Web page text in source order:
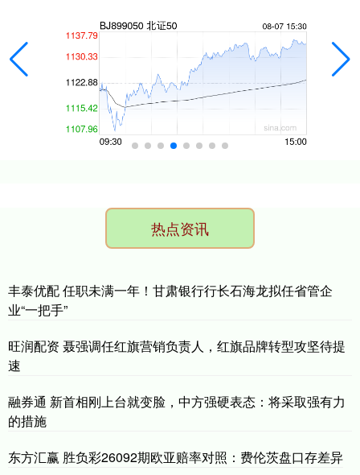
热点资讯
丰泰优配 任职未满一年！甘肃银行行长石海龙拟任省管企
业“一把手”
旺润配资 聂强调任红旗营销负责人，红旗品牌转型攻坚待提
速
融券通 新首相刚上台就变脸，中方强硬表态：将采取强有力
的措施
东方汇赢 胜负彩26092期欧亚赔率对照：费伦茨盘口存差异